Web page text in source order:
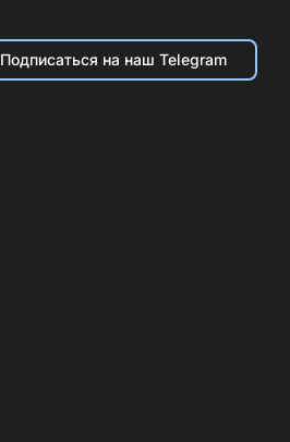
Подписаться на наш Telegram